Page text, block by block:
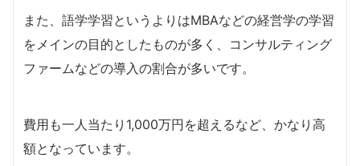
また、語学学習というよりはMBAなどの経営学の学習
をメインの目的としたものが多く、コンサルティング
ファームなどの導入の割合が多いです。
費用も一人当たり1,000万円を超えるなど、かなり高
額となっています。